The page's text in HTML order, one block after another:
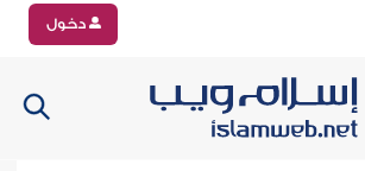
دخول